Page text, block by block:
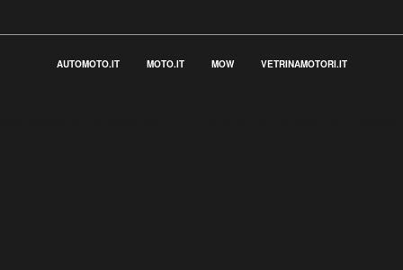
AUTOMOTO.IT MOTO.IT MOW VETRINAMOTORI.IT